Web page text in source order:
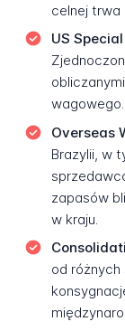
celnej trwa
US
wagowego.
Overseas
Brazylii, w
zapasów
w kraju.
od